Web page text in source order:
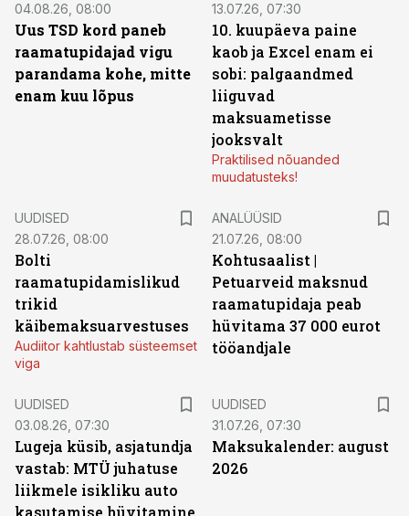
04.08.26, 08:00
Uus TSD kord paneb
raamatupidajad vigu
parandama kohe, mitte
enam kuu lõpus
13.07.26, 07:30
10. kuupäeva paine
kaob ja Excel enam ei
sobi: palgaandmed
liiguvad
maksuametisse
jooksvalt
Praktilised nõuanded
muudatusteks!
UUDISED
28.07.26, 08:00
Bolti
raamatupidamislikud
trikid
käibemaksuarvestuses
Audiitor kahtlustab süsteemset
viga
ANALÜÜSID
21.07.26, 08:00
Kohtusaalist |
Petuarveid maksnud
raamatupidaja peab
hüvitama 37 000 eurot
tööandjale
UUDISED
03.08.26, 07:30
Lugeja küsib, asjatundja
vastab: MTÜ juhatuse
liikmele isikliku auto
kasutamise hüvitamine
UUDISED
31.07.26, 07:30
Maksukalender: august
2026